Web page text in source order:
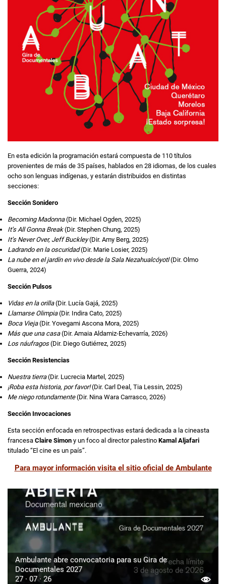
En esta edición la programación estará compuesta de 110 títulos
provenientes de más de 35 países, hablados en 28 idiomas, de los cuales
ocho son lenguas indígenas, y estarán distribuidos en distintas
secciones:
Sección Sonidero
Becoming Madonna(Dir. Michael Ogden, 2025)
It’s All Gonna Break(Dir. Stephen Chung, 2025)
It’s Never Over, Jeff Buckley(Dir. Amy Berg, 2025)
Ladrando en la oscuridad(Dir. Marie Losier, 2025)
La nube en el jardín en vivo desde la Sala Nezahualcóyotl(Dir. Olmo
Guerra, 2024)
Sección Pulsos
Vidas en la orilla(Dir. Lucía Gajá, 2025)
Llamarse Olimpia(Dir. Indira Cato, 2025)
Boca Vieja(Dir. Yovegami Ascona Mora, 2025)
Más que una casa(Dir. Amaia Aldamiz-Echevarría, 2026)
Los náufragos(Dir. Diego Gutiérrez, 2025)
Sección Resistencias
Nuestra tierra(Dir. Lucrecia Martel, 2025)
¡Roba esta historia, por favor!(Dir. Carl Deal, Tia Lessin, 2025)
Me niego rotundamente(Dir. Nina Wara Carrasco, 2026)
Sección Invocaciones
Esta sección enfocada en retrospectivas estará dedicada a la cineasta
francesa Claire Simon y un foco al director palestino Kamal Aljafari
titulado “El cine es un país”.
Para mayor información visita el sitio oficial de Ambulante
Ambulante abre convocatoria para su Gira de
Documentales 2027
27 · 07 · 26